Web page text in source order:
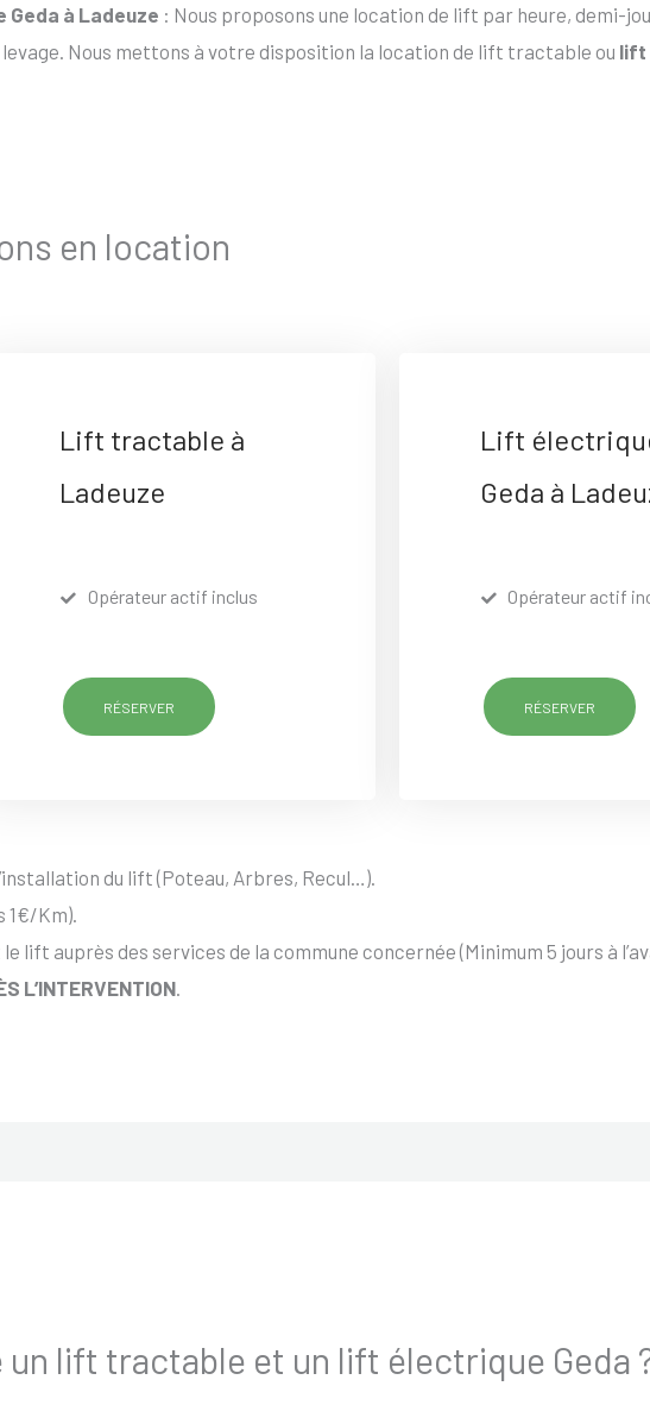
à Ladeuze : Nous proposons une location de lift par heure, demi-
Nous mettons à votre disposition la location de lift tractable ou lift
en location
Lift tractable à
Ladeuze
Opérateur actif inclus
RÉSERVER
Lift
Geda à
Opérateur actif
RÉSERVER
du lift (Poteau, Arbres, Recul…).
1€/Km).
lift auprès des services de la commune concernée (Minimum 5 jours à
L’INTERVENTION.
lift tractable et un lift électrique Geda